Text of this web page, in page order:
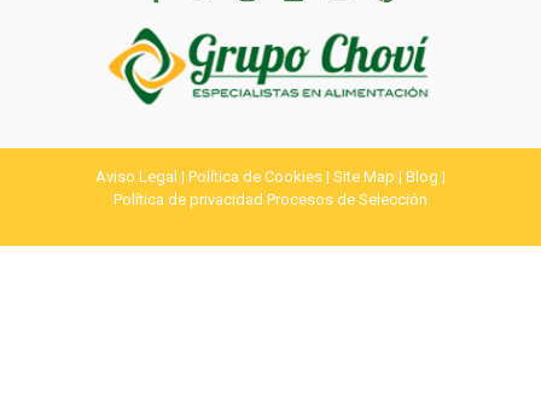
Aviso Legal | Política de Cookies | Site Map | Blog |
Política de privacidad Procesos de Selección